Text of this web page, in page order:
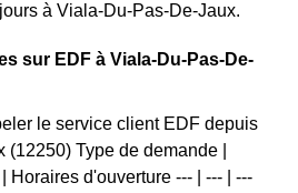
à Viala-Du-Pas-De-Jaux.
sur EDF à Viala-Du-Pas-De-
le service client EDF depuis
Type de demande |
Horaires d'ouverture --- | --- | ---